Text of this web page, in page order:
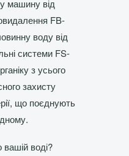
машину від
FB-
воду від
системи FS-
з усього
захисту
що поєднують
воді?